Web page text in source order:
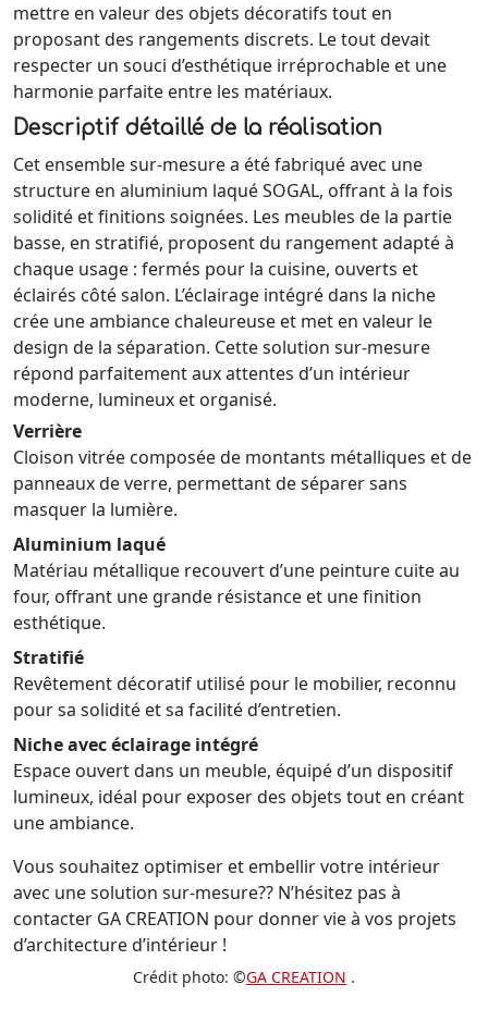
mettre en valeur des objets décoratifs tout en
proposant des rangements discrets. Le tout devait
respecter un souci d’esthétique irréprochable et une
harmonie parfaite entre les matériaux.
Descriptif détaillé de la réalisation
Cet ensemble sur-mesure a été fabriqué avec une
structure en aluminium laqué SOGAL, offrant à la fois
solidité et finitions soignées. Les meubles de la partie
basse, en stratifié, proposent du rangement adapté à
chaque usage : fermés pour la cuisine, ouverts et
éclairés côté salon. L’éclairage intégré dans la niche
crée une ambiance chaleureuse et met en valeur le
design de la séparation. Cette solution sur-mesure
répond parfaitement aux attentes d’un intérieur
moderne, lumineux et organisé.
Verrière
Cloison vitrée composée de montants métalliques et de
panneaux de verre, permettant de séparer sans
masquer la lumière.
Aluminium laqué
Matériau métallique recouvert d’une peinture cuite au
four, offrant une grande résistance et une finition
esthétique.
Stratifié
Revêtement décoratif utilisé pour le mobilier, reconnu
pour sa solidité et sa facilité d’entretien.
Niche avec éclairage intégré
Espace ouvert dans un meuble, équipé d’un dispositif
lumineux, idéal pour exposer des objets tout en créant
une ambiance.
Vous souhaitez optimiser et embellir votre intérieur
avec une solution sur-mesure?? N’hésitez pas à
contacter GA CREATION pour donner vie à vos projets
d’architecture d’intérieur !
Crédit photo: ©GA CREATION .